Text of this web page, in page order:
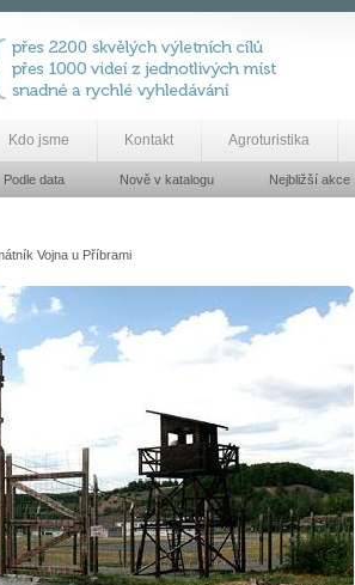
Kdo jsme Kontakt Agroturistika
Podle data Nově v katalogu Nejbližší akce
Vojna u Příbrami